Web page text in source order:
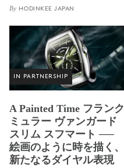
By HODINKEE JAPAN
IN PARTNERSHIP
A Painted Time フランク
ミュラー ヴァンガード
スリム スフマート ──
絵画のように時を描く、
新たなるダイヤル表現